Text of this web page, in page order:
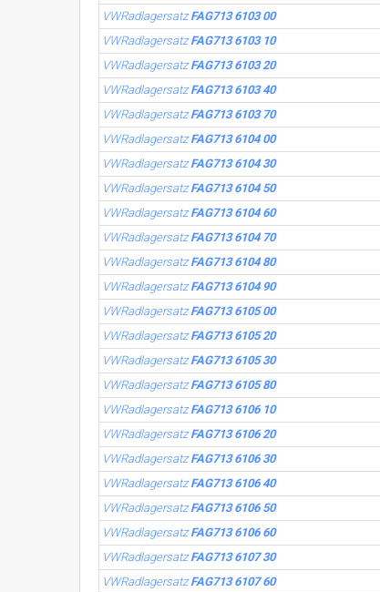
VWRadlagersatzFAG713 6103 00
VWRadlagersatzFAG713 6103 10
VWRadlagersatzFAG713 6103 20
VWRadlagersatzFAG713 6103 40
VWRadlagersatzFAG713 6103 70
VWRadlagersatzFAG713 6104 00
VWRadlagersatzFAG713 6104 30
VWRadlagersatzFAG713 6104 50
VWRadlagersatzFAG713 6104 60
VWRadlagersatzFAG713 6104 70
VWRadlagersatzFAG713 6104 80
VWRadlagersatzFAG713 6104 90
VWRadlagersatzFAG713 6105 00
VWRadlagersatzFAG713 6105 20
VWRadlagersatzFAG713 6105 30
VWRadlagersatzFAG713 6105 80
VWRadlagersatzFAG713 6106 10
VWRadlagersatzFAG713 6106 20
VWRadlagersatzFAG713 6106 30
VWRadlagersatzFAG713 6106 40
VWRadlagersatzFAG713 6106 50
VWRadlagersatzFAG713 6106 60
VWRadlagersatzFAG713 6107 30
VWRadlagersatzFAG713 6107 60